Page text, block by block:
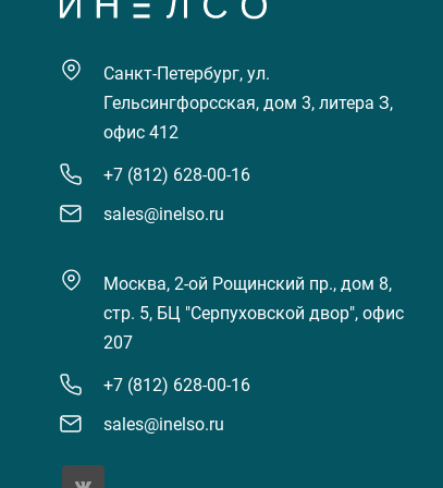
Санкт-Петербург, ул.
Гельсингфорсская, дом 3, литера З,
офис 412
+7 (812) 628-00-16
sales@inelso.ru
Москва, 2-ой Рощинский пр., дом 8,
стр. 5, БЦ "Серпуховской двор", офис
207
+7 (812) 628-00-16
sales@inelso.ru